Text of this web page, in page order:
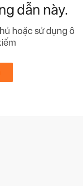
dẫn này.
hoặc sử dụng ô